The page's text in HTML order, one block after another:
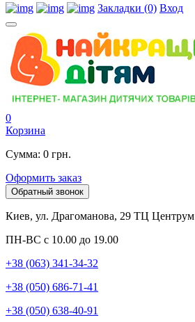
Закладки (0) Вход
0
Корзина
Сумма: 0 грн.
Оформить заказ
Обратный звонок
Киев, ул. Драгоманова, 29 ТЦ Центрум
ПН-ВС с 10.00 до 19.00
+38 (063) 341-34-32
+38 (050) 686-71-41
+38 (050) 638-40-91